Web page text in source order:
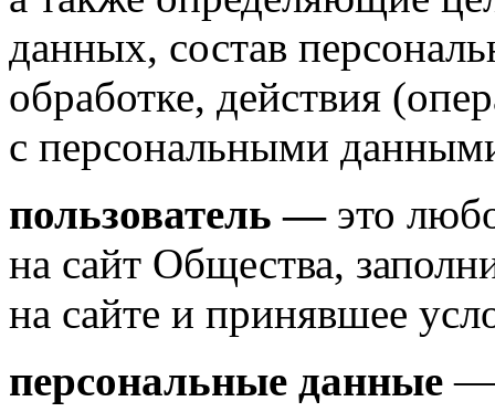
данных, состав
обработке, действия
с персональными
пользователь —это
на сайт Общества,
на сайте и принявшее
персональные данные —